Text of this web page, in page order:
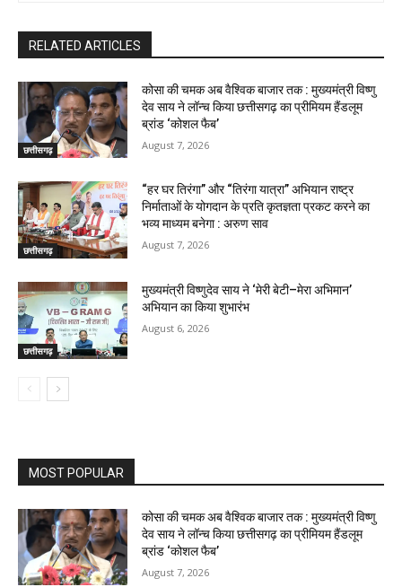
RELATED ARTICLES
छत्तीसगढ़
कोसा की चमक अब वैश्विक बाजार तक : मुख्यमंत्री विष्णु
देव साय ने लॉन्च किया छत्तीसगढ़ का प्रीमियम हैंडलूम
ब्रांड ‘कोशल फैब’
August 7, 2026
छत्तीसगढ़
“हर घर तिरंगा” और “तिरंगा यात्रा” अभियान राष्ट्र
निर्माताओं के योगदान के प्रति कृतज्ञता प्रकट करने का
भव्य माध्यम बनेगा : अरुण साव
August 7, 2026
छत्तीसगढ़
मुख्यमंत्री विष्णुदेव साय ने ‘मेरी बेटी–मेरा अभिमान’
अभियान का किया शुभारंभ
August 6, 2026
MOST POPULAR
कोसा की चमक अब वैश्विक बाजार तक : मुख्यमंत्री विष्णु
देव साय ने लॉन्च किया छत्तीसगढ़ का प्रीमियम हैंडलूम
ब्रांड ‘कोशल फैब’
August 7, 2026